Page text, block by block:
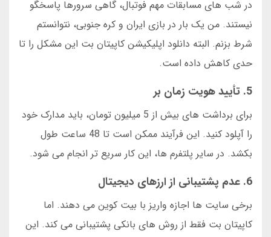
در شب های مسابقات مهم فوتبال، گاهی سرورها پاسخگو
نیستند. من یک بار در بازی ایران و کره جنوبی، نتوانستم
شرط بزنم. البته دانلود اپلیکیشن کاپیتان بت این مشکل را تا
حدی کاهش داده است.
5. تأیید هویت زمان بر
برای برداشت های بیش از 5 میلیون تومان، باید مدارک خود
را آپلود کنید. این فرآیند ممکن است تا 48 ساعت طول
بکشد. در سایر پلتفرم ها، این کار سریع تر انجام می شود.
6. عدم پشتیبانی از ارزهای دیجیتال
برخی سایت ها اجازه واریز با بیت کوین می دهند. اما
کاپیتان بت فقط از روش های بانکی پشتیبانی می کند. این